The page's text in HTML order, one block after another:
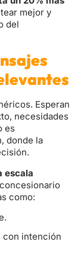
mejor y
del
Esperan
necesidades
es
donde la
escala
como:
con intención